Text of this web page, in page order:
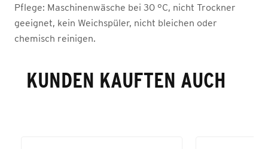
Pflege: Maschinenwäsche bei 30 °C, nicht Trockner
geeignet, kein Weichspüler, nicht bleichen oder
chemisch reinigen.
KUNDEN KAUFTEN AUCH